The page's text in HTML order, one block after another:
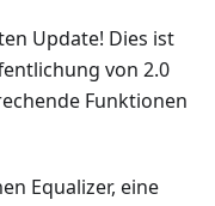
Update! Dies ist
von 2.0
Funktionen
Equalizer, eine